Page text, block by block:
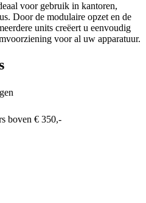
voor gebruik in kantoren,
Door de modulaire opzet en de
units creëert u eenvoudig
voor al uw apparatuur.
boven € 350,-